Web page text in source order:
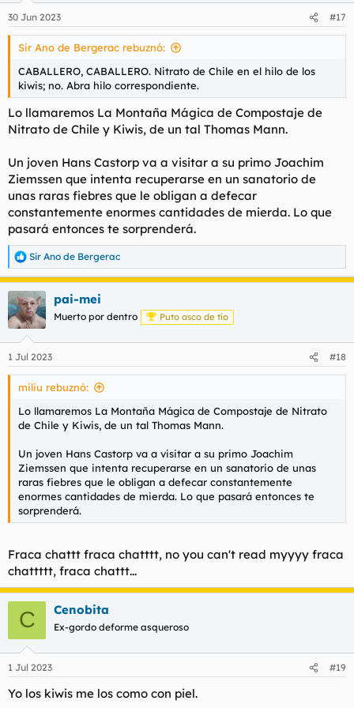
Y así, gracias al coraje y la curiosidad de@miliu, el mundo
descubrió el poder del compostaje mágico, transformando la
forma en que interactuamos con la Tierra y brindando
esperanza para un futuro más sostenible.
30 Jun 2023 #17
Sir Ano de Bergerac rebuznó:
CABALLERO, CABALLERO. Nitrato de Chile en el hilo de los
kiwis; no. Abra hilo correspondiente.
Lo llamaremos La Montaña Mágica de Compostaje de
Nitrato de Chile y Kiwis, de un tal Thomas Mann.
Un joven Hans Castorp va a visitar a su primo Joachim
Ziemssen que intenta recuperarse en un sanatorio de
unas raras fiebres que le obligan a defecar
constantemente enormes cantidades de mierda. Lo que
pasará entonces te sorprenderá.
R
e
a
c
c
i
e
s
Sir Ano de Bergerac
pai-mei
Muerto por dentro Puto asco de tío
1 Jul 2023 #18
miliu rebuznó:
Lo llamaremos La Montaña Mágica de Compostaje de Nitrato
de Chile y Kiwis, de un tal Thomas Mann.
Un joven Hans Castorp va a visitar a su primo Joachim
Ziemssen que intenta recuperarse en un sanatorio de unas
raras fiebres que le obligan a defecar constantemente
enormes cantidades de mierda. Lo que pasará entonces te
sorprenderá.
Fraca chattt fraca chatttt, no you can't read myyyy fraca
chattttt, fraca chattt...
C Cenobita
Ex-gordo deforme asqueroso
1 Jul 2023 #19
Yo los kiwis me los como con piel.